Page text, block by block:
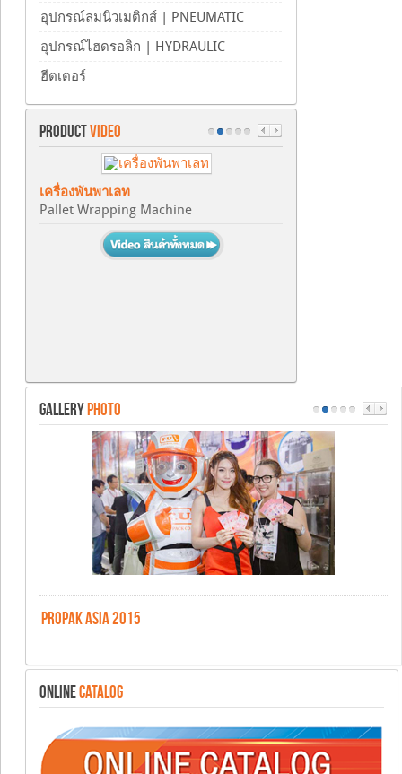
อุปกรณ์ลมนิวเมติกส์ | PNEUMATIC
อุปกรณ์ไฮดรอลิก | HYDRAULIC
ฮีตเตอร์
PRODUCTVIDEO
เครื่องพันพาเลท
Pallet Wrapping Machine
GALLERY PHOTO
PROPAK ASIA 2015
ONLINECATALOG